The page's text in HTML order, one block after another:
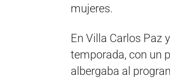
mujeres.
En Villa Carlos Paz
temporada, con un
albergaba al